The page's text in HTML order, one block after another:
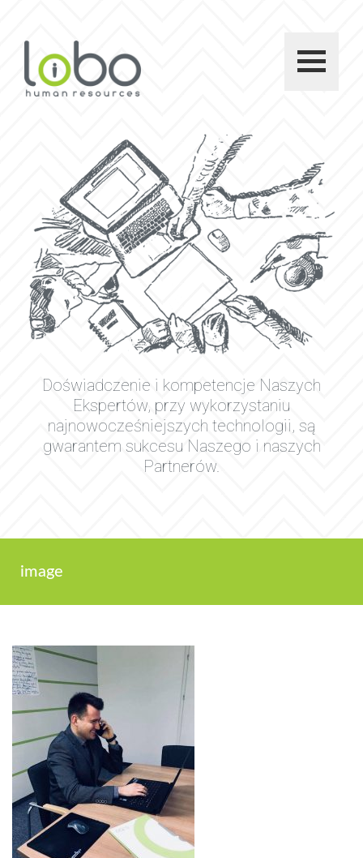
Doświadczenie i kompetencje Naszych
Ekspertów, przy wykorzystaniu
najnowocześniejszych technologii, są
gwarantem sukcesu Naszego i naszych
Partnerów.
image